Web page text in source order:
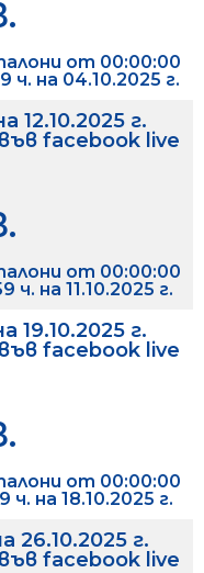
от 00:00:00
ч. на 04.10.2025 г.
г.
facebook live
от 00:00:00
ч. на 11.10.2025 г.
г.
facebook live
от 00:00:00
ч. на 18.10.2025 г.
г.
facebook live